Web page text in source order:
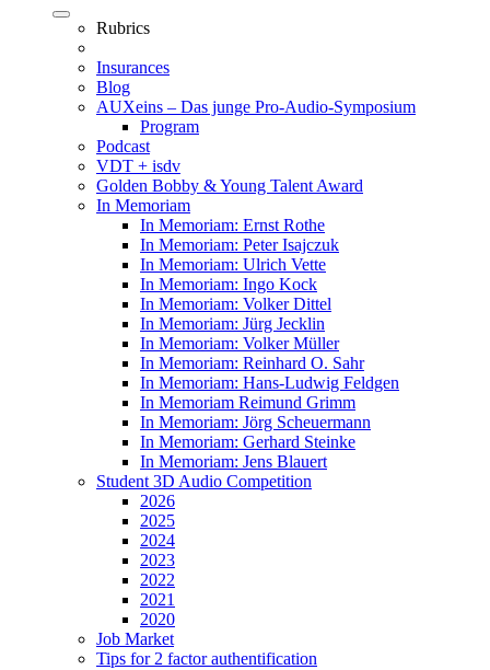
Rubrics
Insurances
Blog
AUXeins – Das junge Pro-Audio-Symposium
Program
Podcast
VDT + isdv
Golden Bobby & Young Talent Award
In Memoriam
In Memoriam: Ernst Rothe
In Memoriam: Peter Isajczuk
In Memoriam: Ulrich Vette
In Memoriam: Ingo Kock
In Memoriam: Volker Dittel
In Memoriam: Jürg Jecklin
In Memoriam: Volker Müller
In Memoriam: Reinhard O. Sahr
In Memoriam: Hans-Ludwig Feldgen
In Memoriam Reimund Grimm
In Memoriam: Jörg Scheuermann
In Memoriam: Gerhard Steinke
In Memoriam: Jens Blauert
Student 3D Audio Competition
2026
2025
2024
2023
2022
2021
2020
Job Market
Tips for 2 factor authentification